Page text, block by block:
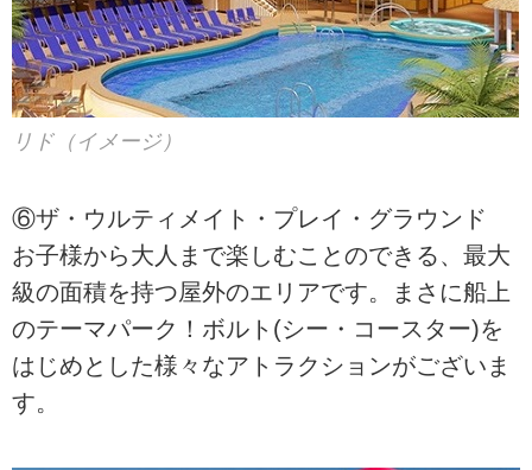
リド（イメージ）
⑥ザ・ウルティメイト・プレイ・グラウンド
お子様から大人まで楽しむことのできる、最大
級の面積を持つ屋外のエリアです。まさに船上
のテーマパーク！ボルト(シー・コースター)を
はじめとした様々なアトラクションがございま
す。